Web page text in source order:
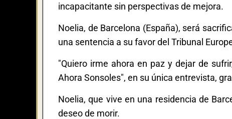
incapacitante sin perspectivas de mejora.
Noelia, de Barcelona (España), será
una sentencia a su favor del Tribunal
"Quiero irme ahora en paz y dejar de
Ahora Sonsoles", en su única entrevista,
Noelia, que vive en una residencia de
deseo de morir.